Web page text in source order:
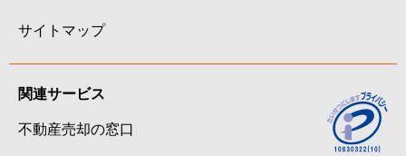
サイトマップ
関連サービス
不動産売却の窓口